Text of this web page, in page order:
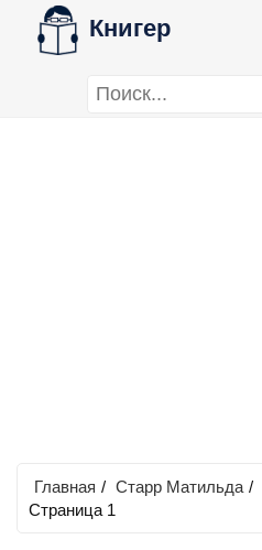
Книгер
Главная / Старр Матильда /
Страница 1